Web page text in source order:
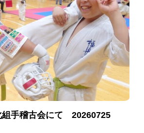
組手稽古会にて 20260725